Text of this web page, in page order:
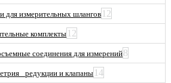
для измерительных шлангов 12
комплекты 12
соединения для измерений8
редукции и клапаны 14